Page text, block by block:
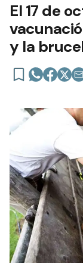
El 17 de
y la